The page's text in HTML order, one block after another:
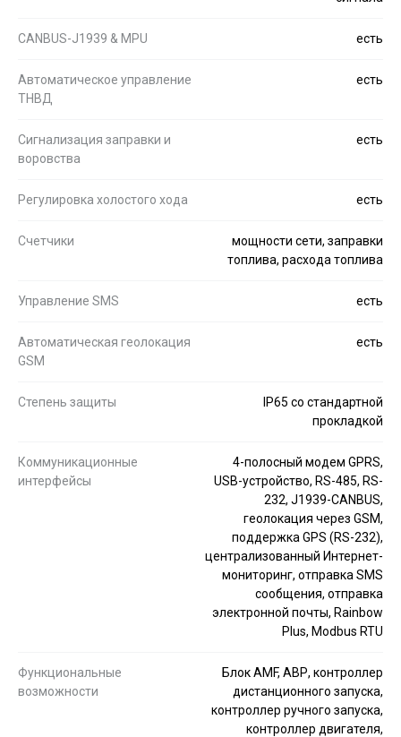
CANBUS-J1939 & MPU есть
Автоматическое управление
ТНВД
есть
Сигнализация заправки и
воровства
есть
Регулировка холостого хода есть
Счетчики
мощности сети, заправки
топлива, расхода топлива
Управление SMS есть
Автоматическая геолокация
GSM
есть
Степень защиты
IP65 со стандартной
прокладкой
Коммуникационные
интерфейсы
4-полосный модем GPRS,
USB-устройство, RS-485, RS-
232, J1939-CANBUS,
геолокация через GSM,
поддержка GPS (RS-232),
централизованный Интернет-
мониторинг, отправка SMS
сообщения, отправка
электронной почты, Rainbow
Plus, Modbus RTU
Функциональные
возможности
Блок AMF, АВР, контроллер
дистанционного запуска,
контроллер ручного запуска,
контроллер двигателя,